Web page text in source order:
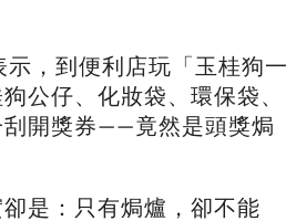
，到便利店玩「玉桂狗一
公仔、化妝袋、環保袋、
刮開獎券——竟然是頭獎焗
是：只有焗爐，卻不能